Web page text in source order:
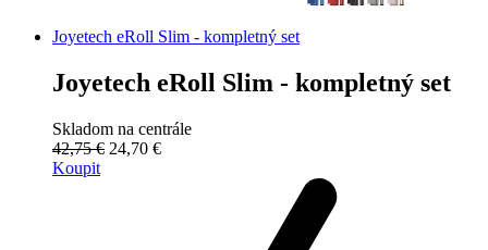
Joyetech eRoll Slim - kompletný set
Joyetech eRoll Slim - kompletný set
Skladom na centrále
42,75 € 24,70 €
Koupit